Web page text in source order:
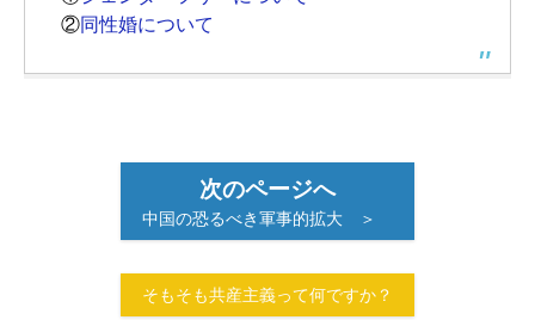
②同性婚について
次のページへ
中国の恐るべき軍事的拡大 ＞
そもそも共産主義って何ですか？